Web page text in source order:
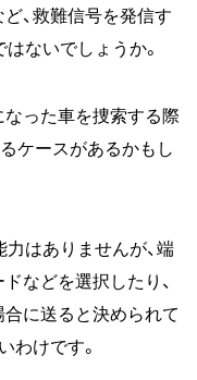
、救難信号を発信す
ないでしょうか。
った車を捜索する際
ケースがあるかもし
はありませんが、端
などを選択したり、
に送ると決められて
わけです。